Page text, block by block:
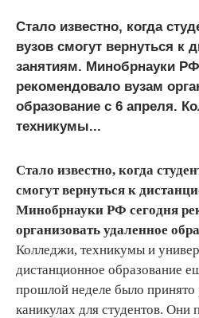
Стало известно, когда
вузов смогут вернуться к
занятиям. Минобрнауки
рекомендовало вузам
образование с 6 апреля.
техникумы...
Стало известно, когда
смогут вернуться к
Минобрнауки РФ сегодня
организовать удаленное
Колледжи, техникумы и
дистанционное образование
прошлой неделе было
каникулах для студентов. Они